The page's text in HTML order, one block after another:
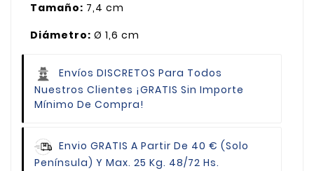
Tamaño: 7,4 cm
Diámetro: Ø 1,6 cm
Envíos DISCRETOS Para Todos
Nuestros Clientes ¡GRATIS Sin Importe
Mínimo De Compra!
Envio GRATIS A Partir De 40 € (Solo
Península) Y Max. 25 Kg. 48/72 Hs.